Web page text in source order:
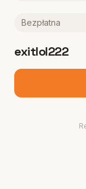
Bezpłatna
exitlol222